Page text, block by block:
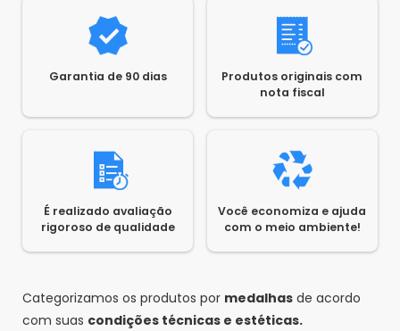
Garantia de 90 dias
Produtos originais com
nota fiscal
É realizado avaliação
rigoroso de qualidade
Você economiza e ajuda
com o meio ambiente!
Categorizamos os produtos por medalhas de acordo
com suas condições técnicas e estéticas.